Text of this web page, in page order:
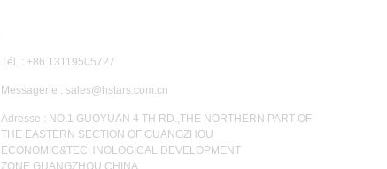
Tél. : +86 13119505727
Messagerie : sales@hstars.com.cn
Adresse : NO.1 GUOYUAN 4 TH RD.,THE NORTHERN PART OF
THE EASTERN SECTION OF GUANGZHOU
ECONOMIC&TECHNOLOGICAL DEVELOPMENT
ZONE,GUANGZHOU,CHINA